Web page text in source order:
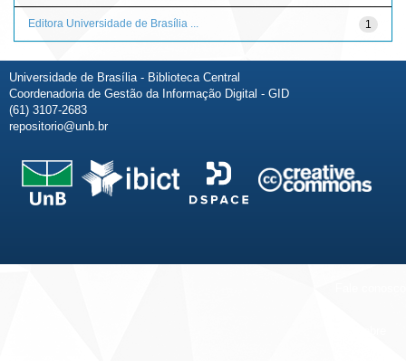
1
Editora Universidade de Brasília ...
Universidade de Brasília - Biblioteca Central
Coordenadoria de Gestão da Informação Digital - GID
(61) 3107-2683
repositorio@unb.br